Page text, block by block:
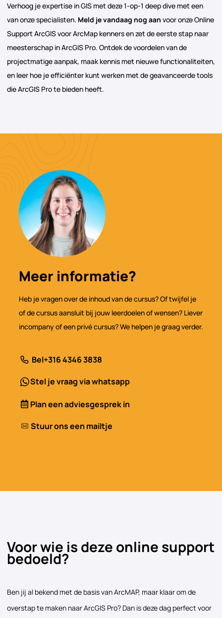
Verhoog je expertise in GIS met deze 1-op-1 deep dive met een
van onze specialisten. Meld je vandaag nog aan voor onze Online
Support ArcGIS voor ArcMap kenners en zet de eerste stap naar
meesterschap in ArcGIS Pro. Ontdek de voordelen van de
projectmatige aanpak, maak kennis met nieuwe functionaliteiten,
en leer hoe je efficiënter kunt werken met de geavanceerde tools
die ArcGIS Pro te bieden heeft.
Meer informatie?
Heb je vragen over de inhoud van de cursus? Of twijfel je
of de cursus aansluit bij jouw leerdoelen of wensen? Liever
incompany of een privé cursus? We helpen je graag verder.
Bel+316 4346 3838
Stel je vraag via whatsapp
Plan een adviesgesprek in
Stuur ons een mailtje
Voor wie is deze online support
bedoeld?
Ben jij al bekend met de basis van ArcMAP, maar klaar om de
overstap te maken naar ArcGIS Pro? Dan is deze dag perfect voor